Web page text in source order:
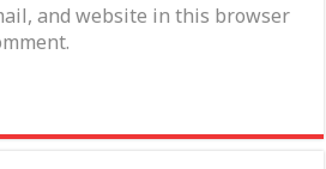
and website in this browser